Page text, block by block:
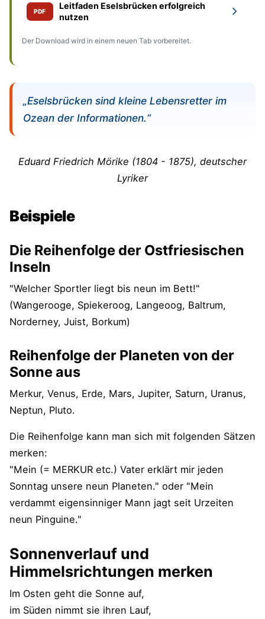
PDF
Leitfaden Eselsbrücken erfolgreich
nutzen
Der Download wird in einem neuen Tab vorbereitet.
„Eselsbrücken sind kleine Lebensretter im
Ozean der Informationen.“
Eduard Friedrich Mörike (1804 - 1875), deutscher
Lyriker
Beispiele
Die Reihenfolge der Ostfriesischen
Inseln
"Welcher Sportler liegt bis neun im Bett!"
(Wangerooge, Spiekeroog, Langeoog, Baltrum,
Norderney, Juist, Borkum)
Reihenfolge der Planeten von der
Sonne aus
Merkur, Venus, Erde, Mars, Jupiter, Saturn, Uranus,
Neptun, Pluto.
Die Reihenfolge kann man sich mit folgenden Sätzen
merken:
"Mein (= MERKUR etc.) Vater erklärt mir jeden
Sonntag unsere neun Planeten." oder "Mein
verdammt eigensinniger Mann jagt seit Urzeiten
neun Pinguine."
Sonnenverlauf und
Himmelsrichtungen merken
Im Osten geht die Sonne auf,
im Süden nimmt sie ihren Lauf,